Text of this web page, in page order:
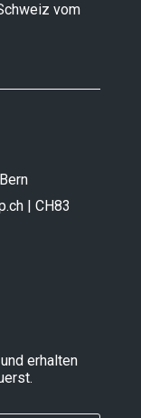
vom
| CH83
erhalten